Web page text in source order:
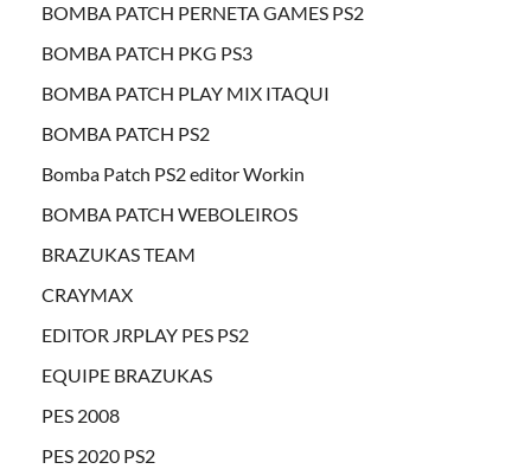
BOMBA PATCH PERNETA GAMES PS2
BOMBA PATCH PKG PS3
BOMBA PATCH PLAY MIX ITAQUI
BOMBA PATCH PS2
Bomba Patch PS2 editor Workin
BOMBA PATCH WEBOLEIROS
BRAZUKAS TEAM
CRAYMAX
EDITOR JRPLAY PES PS2
EQUIPE BRAZUKAS
PES 2008
PES 2020 PS2